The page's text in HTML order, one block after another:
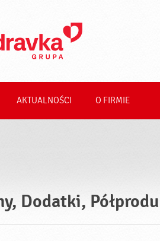
AKTUALNOŚCI O FIRMIE
Dodatki,